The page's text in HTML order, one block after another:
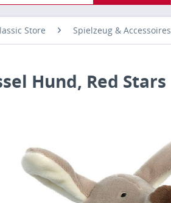
Store Spielzeug & Accessoires
Hund, Red Stars